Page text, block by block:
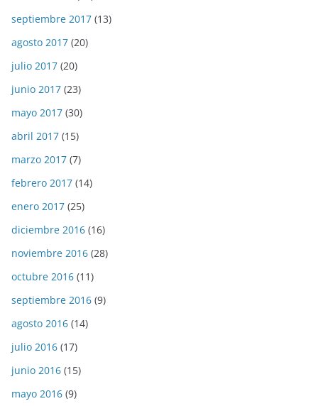
septiembre 2017 (13)
agosto 2017 (20)
julio 2017 (20)
junio 2017 (23)
mayo 2017 (30)
abril 2017 (15)
marzo 2017 (7)
febrero 2017 (14)
enero 2017 (25)
diciembre 2016 (16)
noviembre 2016 (28)
octubre 2016 (11)
septiembre 2016 (9)
agosto 2016 (14)
julio 2016 (17)
junio 2016 (15)
mayo 2016 (9)